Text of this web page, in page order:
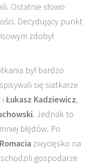
Ostatnie słowo
Decydujący punkt
zdobył
był bardzo
się siatkarze
i Łukasz Kadziewicz,
. Jednak to
błędów. Po
zwycięsko na
gospodarze